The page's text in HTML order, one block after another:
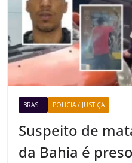
BRASIL POLICIA / JUSTIÇA
Suspeito de
da Bahia é